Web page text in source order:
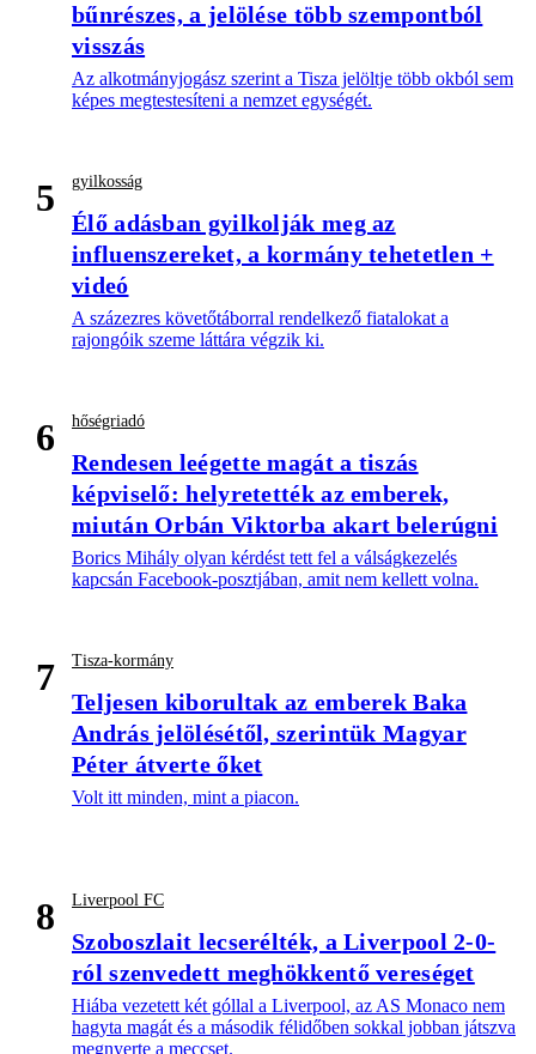
bűnrészes, a jelölése több szempontból
visszás
Az alkotmányjogász szerint a Tisza jelöltje több okból sem
képes megtestesíteni a nemzet egységét.
5 gyilkosság
Élő adásban gyilkolják meg az
influenszereket, a kormány tehetetlen +
videó
A százezres követőtáborral rendelkező fiatalokat a
rajongóik szeme láttára végzik ki.
6 hőségriadó
Rendesen leégette magát a tiszás
képviselő: helyretették az emberek,
miután Orbán Viktorba akart belerúgni
Borics Mihály olyan kérdést tett fel a válságkezelés
kapcsán Facebook-posztjában, amit nem kellett volna.
7 Tisza-kormány
Teljesen kiborultak az emberek Baka
András jelölésétől, szerintük Magyar
Péter átverte őket
Volt itt minden, mint a piacon.
8 Liverpool FC
Szoboszlait lecserélték, a Liverpool 2-0-
ról szenvedett meghökkentő vereséget
Hiába vezetett két góllal a Liverpool, az AS Monaco nem
hagyta magát és a második félidőben sokkal jobban játszva
megnyerte a meccset.